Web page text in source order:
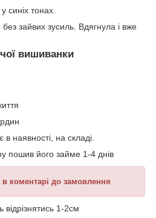
синіх тонах.
зайвих зусиль. Вдягнула і вже
вишиванки
наявності, на складі.
пошив його займе 1-4 днів
в коментарі до замовлення
1-2см